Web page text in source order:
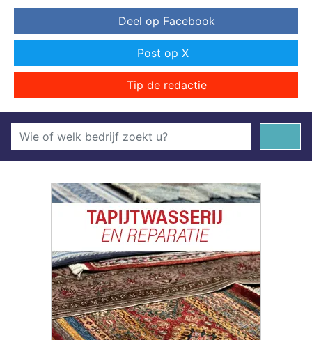
Deel op Facebook
Post op X
Tip de redactie